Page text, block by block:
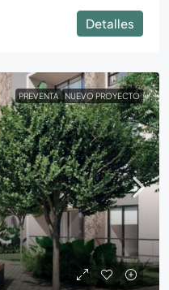
Detalles
PREVENTA NUEVO PROYECTO